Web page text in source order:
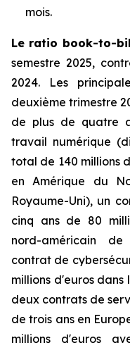
mois.
Le ratio book-to-
semestre 2025,
2024. Les
deuxième trimestre
de plus de quatre
travail numérique
total de 140 millions
en Amérique du
Royaume-Uni), un
cinq ans de 80
nord-américain
contrat de
millions d'euros
deux contrats de
de trois ans en
millions d'euros